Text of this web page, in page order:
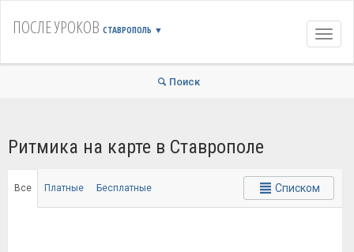
ПОСЛЕ УРОКОВ СТАВРОПОЛЬ ▼
Поиск
Ритмика на карте в Ставрополе
Все Платные Бесплатные Списком